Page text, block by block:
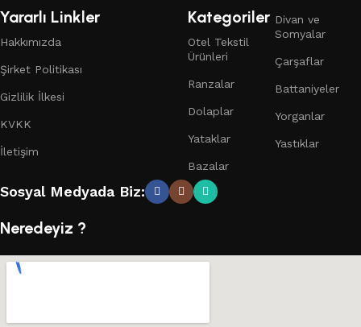
Yararlı Linkler
Hakkımızda
Şirket Politikası
Gizlilik İlkesi
KVKK
İletişim
Kategoriler
Otel Tekstil
Ürünleri
Ranzalar
Dolaplar
Yataklar
Bazalar
Divan ve
Somyalar
Çarşaflar
Battaniyeler
Yorganlar
Yastıklar
Sosyal Medyada Biz:
Neredeyiz ?